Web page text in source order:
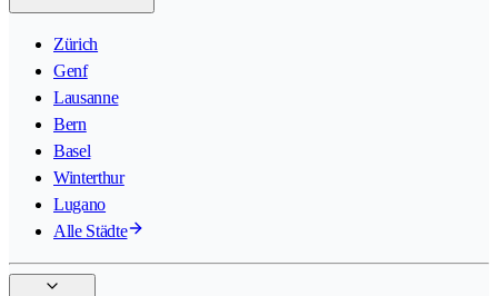
Zürich
Genf
Lausanne
Bern
Basel
Winterthur
Lugano
Alle Städte